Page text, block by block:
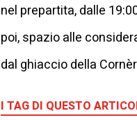
nel prepartita, dalle
poi, spazio alle
dal ghiaccio della
I TAG DI QUESTO